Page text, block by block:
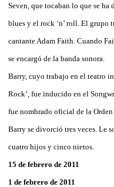
Seven, que tocaban lo que se
blues y el rock ‘n’ roll. El grupo
cantante Adam Faith. Cuando
se encargó de la banda sonora.
Barry, cuyo trabajo en el teatro
Rock’, fue inducido en el
fue nombrado oficial de la
Barry se divorció tres veces. Le
cuatro hijos y cinco nietos.
15 de febrero de 2011
1 de febrero de 2011